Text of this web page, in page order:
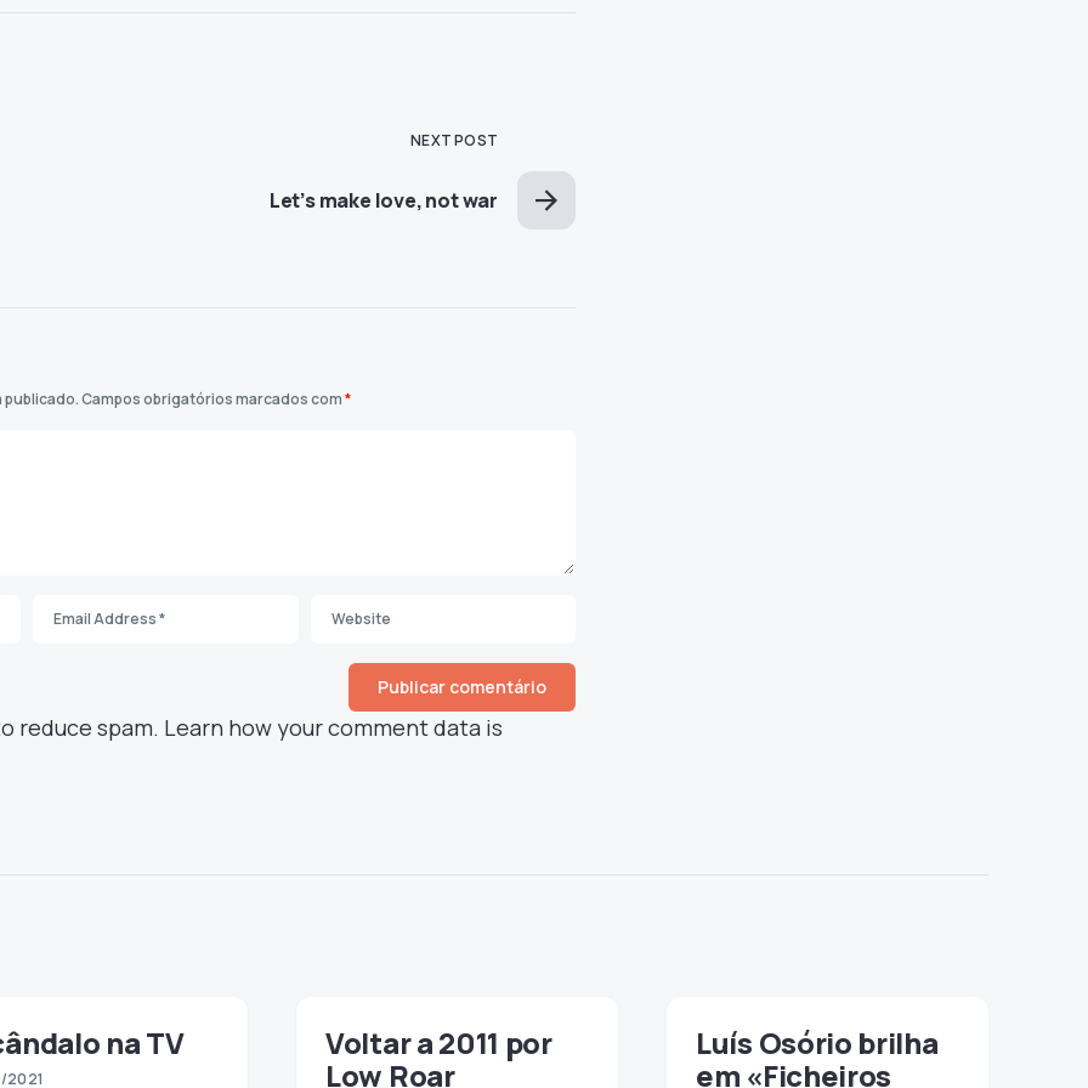
NEXT POST
Let’s make love, not war
publicado.Campos obrigatórios marcados com*
reduce spam. Learn how your comment data is
na TV
Voltar a 2011 por
Low Roar
Luís Osório brilha
em «Ficheiros